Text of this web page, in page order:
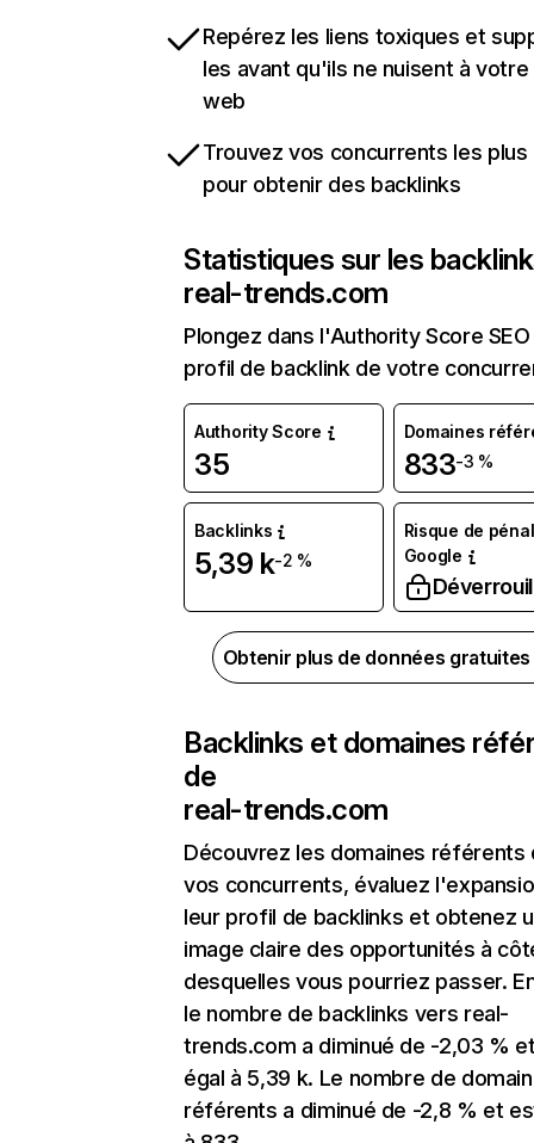
Repérez les liens toxiques et
les avant qu'ils ne nuisent à
web
Trouvez vos concurrents les
pour obtenir des backlinks
Statistiques sur les
real-trends.com
Plongez dans l'Authority Score
profil de backlink de votre
Authority Score
35
Domaines
833-3 %
Backlinks
5,39 k-2 %
Risque de
Google
Obtenir plus de données
Backlinks et domaines
de
real-trends.com
Découvrez les domaines référents
vos concurrents, évaluez
leur profil de backlinks et obtenez
image claire des opportunités à
desquelles vous pourriez passer.
le nombre de backlinks vers real-
trends.com a diminué de -2,03 %
égal à 5,39 k. Le nombre de
référents a diminué de -2,8 % et